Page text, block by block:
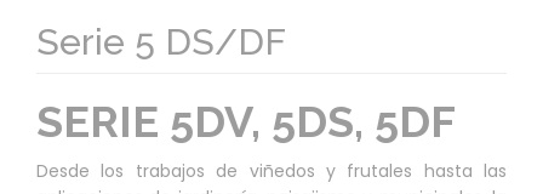
Serie 5 DS/DF
SERIE 5DV, 5DS, 5DF
Desde los trabajos de viñedos y frutales hasta las